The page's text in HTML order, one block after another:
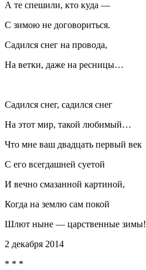
А те спешили, кто куда —
С зимою не договориться.
Садился снег на провода,
На ветки, даже на ресницы…
Садился снег, садился снег
На этот мир, такой любимый…
Что мне ваш двадцать первый век
С его всегдашней суетой
И вечно смазанной картиной,
Когда на землю сам покой
Шлют ныне — царственные зимы!
2 декабря 2014
* * *